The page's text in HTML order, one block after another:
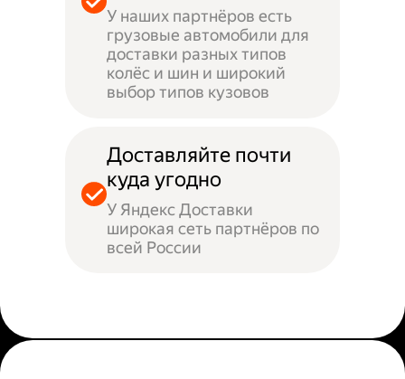
У наших партнёров есть
грузовые автомобили для
доставки разных типов
колёс и шин и широкий
выбор типов кузовов
Доставляйте почти
куда угодно
У Яндекс Доставки
широкая сеть партнёров по
всей России